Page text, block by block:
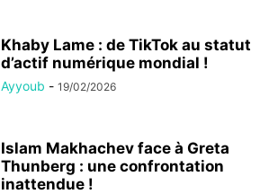
Khaby Lame : de TikTok au statut
d’actif numérique mondial !
Ayyoub - 19/02/2026
Islam Makhachev face à Greta
Thunberg : une confrontation
inattendue !